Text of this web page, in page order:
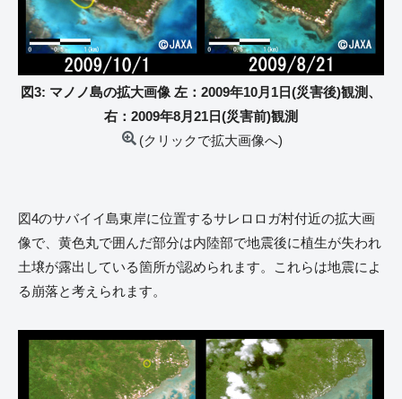
図3: マノノ島の拡大画像 左：2009年10月1日(災害後)観測、
右：2009年8月21日(災害前)観測
(クリックで拡大画像へ)
図4のサバイイ島東岸に位置するサレロロガ村付近の拡大画
像で、黄色丸で囲んだ部分は内陸部で地震後に植生が失われ
土壌が露出している箇所が認められます。これらは地震によ
る崩落と考えられます。